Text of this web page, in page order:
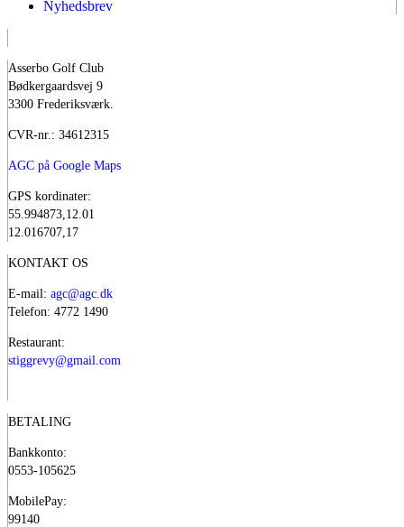
Nyhedsbrev
Asserbo Golf Club
Bødkergaardsvej 9
3300 Frederiksværk.
CVR-nr.: 34612315
AGC på Google Maps
GPS kordinater:
55.994873,12.01
12.016707,17
KONTAKT OS
E-mail: agc@agc.dk
Telefon: 4772 1490
Restaurant:
stiggrevy@gmail.com
BETALING
Bankkonto:
0553-105625
MobilePay:
99140